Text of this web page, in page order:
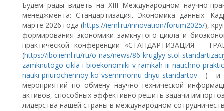
Будем рады видеть на XIII Международном научно-
менеджмента: Стандартизация. Экономика данных.
марте 2026 года (https://ieml.ru/innovation/forum2025/),
формирования экономики замкнутого цикла и
практической конференции «СТАНДАРТИЗАЦИЯ –
(https://ibo.ieml.ru/ru/o-nas/news/86-kruglyy-stol-
zamknutogo-cikla-i-bioekonomiki-v-ramkah-iii-nauchno-
nauki-priurochennoy-ko-vsemirnomu-dnyu-standartov ) и
мероприятий по обмену научно-технической
активов, способных эффективно решить задачи
лидерства нашей страны в международном